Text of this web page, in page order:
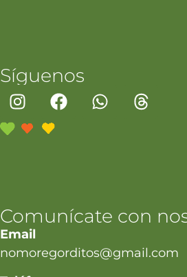
Síguenos
Comunícate con
Email
nomoregorditos@gmail.com